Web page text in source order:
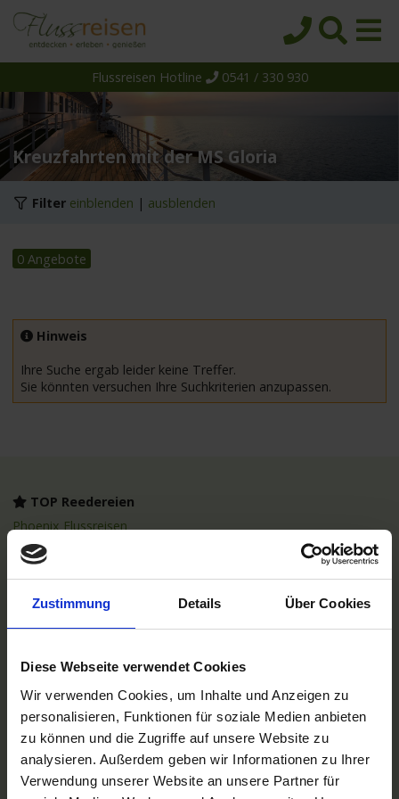
Zustimmung Details Über Cookies
Diese Webseite verwendet Cookies
Wir verwenden Cookies, um Inhalte und Anzeigen zu
personalisieren, Funktionen für soziale Medien anbieten
zu können und die Zugriffe auf unsere Website zu
analysieren. Außerdem geben wir Informationen zu Ihrer
Verwendung unserer Website an unsere Partner für
Top-Angebote
Reiseziele
Themen
Reedereien
Schiffe
Wissen
Flussreisen Hotline 0541 / 330 930
Kreuzfahrten mit der MS Gloria
Filter einblenden | ausblenden
0 Angebote
Hinweis
Ihre Suche ergab leider keine Treffer.
Sie könnten versuchen Ihre Suchkriterien anzupassen.
TOP Reedereien
Phoenix Flussreisen
A-ROSA Flussschiff GmbH
Nicko Cruises Flussreisen
PLANTOURS Kreuzfahrten
1AVista Flussreisen
Flussreisen Deutschland
Flussreise Osteuropa
Asien Flusskreuzfahrten
Flusskreuzfahrten Amazonas
Nilkreuzfahrt
TOP Flussschiffe